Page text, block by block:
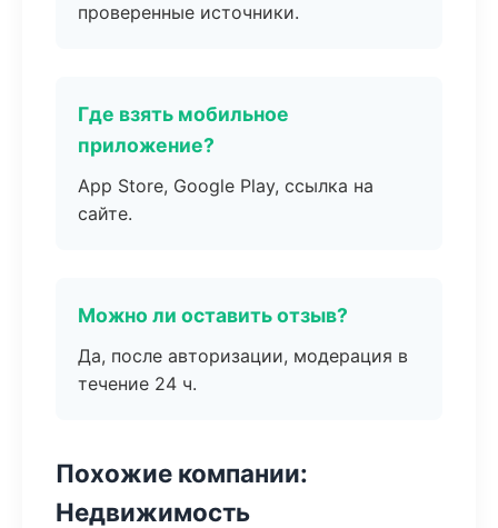
проверенные источники.
Где взять мобильное
приложение?
App Store, Google Play, ссылка на
сайте.
Можно ли оставить отзыв?
Да, после авторизации, модерация в
течение 24 ч.
Похожие компании:
Недвижимость